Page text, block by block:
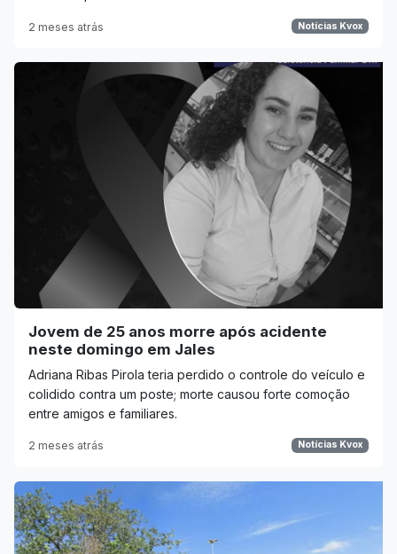
2 meses atrás Notícias Kvox
Jovem de 25 anos morre após acidente
neste domingo em Jales
Adriana Ribas Pirola teria perdido o controle do veículo e
colidido contra um poste; morte causou forte comoção
entre amigos e familiares.
2 meses atrás Notícias Kvox